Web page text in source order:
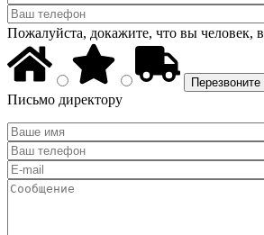
Пожалуйста, докажите, что вы человек,
Письмо директору